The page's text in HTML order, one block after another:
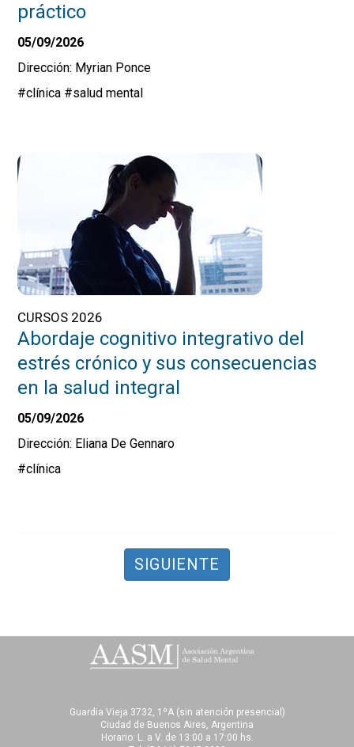
práctico
05/09/2026
Dirección: Myrian Ponce
#clínica #salud mental
CURSOS 2026
Abordaje cognitivo integrativo del
estrés crónico y sus consecuencias
en la salud integral
05/09/2026
Dirección: Eliana De Gennaro
#clínica
SIGUIENTE
Guardia Vieja 3732, 1ºA (sin atención presencial)
Ciudad de Buenos Aires, Argentina
Horario: L. a V. de 13:00 a 17:00 hs.